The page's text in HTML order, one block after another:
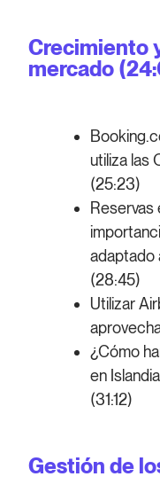
Crecimiento
mercado
utiliza las
(25:23)
Reservas
adaptado
(28:45)
Utilizar
¿Cómo
en
(31:12)
Gestión de